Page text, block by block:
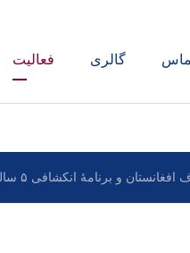
گالری فعالیت
این وزارت باید در زمان معین تکمیل گردد